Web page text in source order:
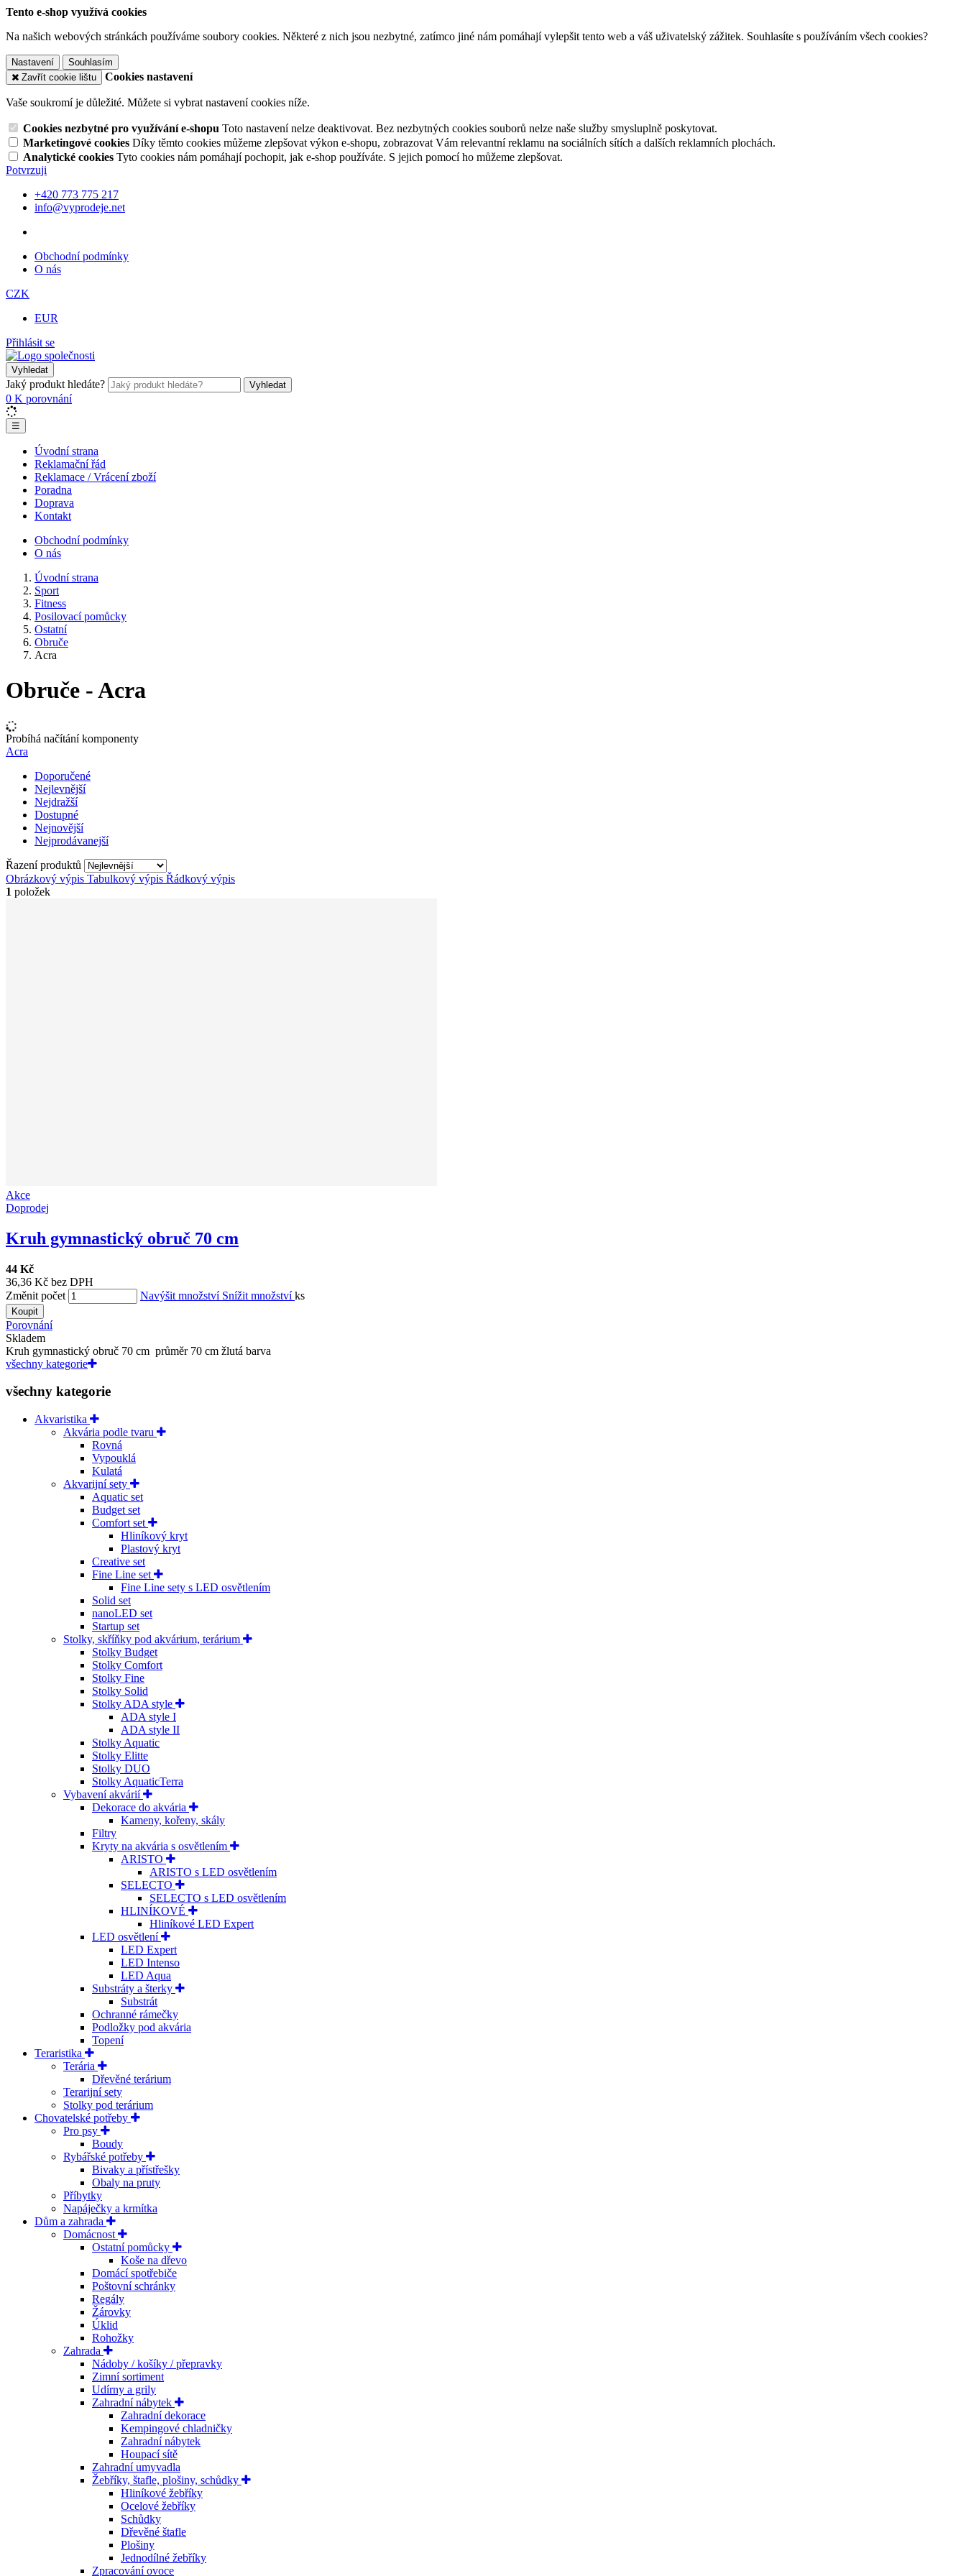
Tento e-shop využívá cookies
Na našich webových stránkách používáme soubory cookies. Některé z nich jsou nezbytné, zatímco jiné nám pomáhají vylepšit tento web a váš uživatelský zážitek. Souhlasíte s používáním všech cookies?
Nastavení
Souhlasím
Zavřít cookie lištu
Cookies nastavení
Vaše soukromí je důležité. Můžete si vybrat nastavení cookies níže.
Cookies nezbytné pro využívání e-shopu Toto nastavení nelze deaktivovat. Bez nezbytných cookies souborů nelze naše služby smysluplně poskytovat.
Marketingové cookies Díky těmto cookies můžeme zlepšovat výkon e-shopu, zobrazovat Vám relevantní reklamu na sociálních sítích a dalších reklamních plochách.
Analytické cookies Tyto cookies nám pomáhají pochopit, jak e-shop používáte. S jejich pomocí ho můžeme zlepšovat.
Potvrzuji
+420 773 775 217
info@vyprodeje.net
Obchodní podmínky
O nás
CZK
EUR
Přihlásit se
Vyhledat
Jaký produkt hledáte? Vyhledat
0 K porovnání
☰
Úvodní strana
Reklamační řád
Reklamace / Vrácení zboží
Poradna
Doprava
Kontakt
Obchodní podmínky
O nás
Úvodní strana
Sport
Fitness
Posilovací pomůcky
Ostatní
Obruče
Acra
Obruče - Acra
Probíhá načítání komponenty
Acra
Doporučené
Nejlevnější
Nejdražší
Dostupné
Nejnovější
Nejprodávanejší
Řazení produktů
Obrázkový výpis Tabulkový výpis Řádkový výpis
1 položek
Akce
Doprodej
Kruh gymnastický obruč 70 cm
44 Kč
36,36 Kč bez DPH
Změnit počet
Navýšit množství Snížit množstvíks
Koupit
Porovnání
Skladem
Kruh gymnastický obruč 70 cm průměr 70 cm žlutá barva
všechny kategorie
všechny kategorie
Akvaristika
Akvária podle tvaru
Rovná
Vypouklá
Kulatá
Akvarijní sety
Aquatic set
Budget set
Comfort set
Hliníkový kryt
Plastový kryt
Creative set
Fine Line set
Fine Line sety s LED osvětlením
Solid set
nanoLED set
Startup set
Stolky, skříňky pod akvárium, terárium
Stolky Budget
Stolky Comfort
Stolky Fine
Stolky Solid
Stolky ADA style
ADA style I
ADA style II
Stolky Aquatic
Stolky Elitte
Stolky DUO
Stolky AquaticTerra
Vybavení akvárií
Dekorace do akvária
Kameny, kořeny, skály
Filtry
Kryty na akvária s osvětlením
ARISTO
ARISTO s LED osvětlením
SELECTO
SELECTO s LED osvětlením
HLINÍKOVÉ
Hliníkové LED Expert
LED osvětlení
LED Expert
LED Intenso
LED Aqua
Substráty a šterky
Substrát
Ochranné rámečky
Podložky pod akvária
Topení
Teraristika
Terária
Dřevěné terárium
Terarijní sety
Stolky pod terárium
Chovatelské potřeby
Pro psy
Boudy
Rybářské potřeby
Bivaky a přístřešky
Obaly na pruty
Příbytky
Napáječky a krmítka
Dům a zahrada
Domácnost
Ostatní pomůcky
Koše na dřevo
Domácí spotřebiče
Poštovní schránky
Regály
Žárovky
Úklid
Rohožky
Zahrada
Nádoby / košíky / přepravky
Zimní sortiment
Udírny a grily
Zahradní nábytek
Zahradní dekorace
Kempingové chladničky
Zahradní nábytek
Houpací sítě
Zahradní umyvadla
Žebříky, štafle, plošiny, schůdky
Hliníkové žebříky
Ocelové žebříky
Schůdky
Dřevěné štafle
Plošiny
Jednodílné žebříky
Zpracování ovoce